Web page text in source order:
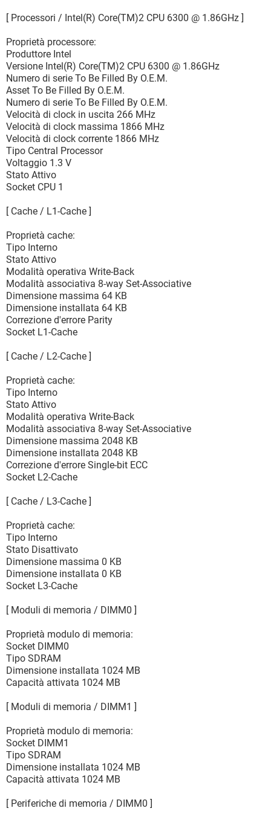
[ Processori / Intel(R) Core(TM)2 CPU 6300 @ 1.86GHz ]
Proprietà processore:
Produttore Intel
Versione Intel(R) Core(TM)2 CPU 6300 @ 1.86GHz
Numero di serie To Be Filled By O.E.M.
Asset To Be Filled By O.E.M.
Numero di serie To Be Filled By O.E.M.
Velocità di clock in uscita 266 MHz
Velocità di clock massima 1866 MHz
Velocità di clock corrente 1866 MHz
Tipo Central Processor
Voltaggio 1.3 V
Stato Attivo
Socket CPU 1
[ Cache / L1-Cache ]
Proprietà cache:
Tipo Interno
Stato Attivo
Modalità operativa Write-Back
Modalità associativa 8-way Set-Associative
Dimensione massima 64 KB
Dimensione installata 64 KB
Correzione d'errore Parity
Socket L1-Cache
[ Cache / L2-Cache ]
Proprietà cache:
Tipo Interno
Stato Attivo
Modalità operativa Write-Back
Modalità associativa 8-way Set-Associative
Dimensione massima 2048 KB
Dimensione installata 2048 KB
Correzione d'errore Single-bit ECC
Socket L2-Cache
[ Cache / L3-Cache ]
Proprietà cache:
Tipo Interno
Stato Disattivato
Dimensione massima 0 KB
Dimensione installata 0 KB
Socket L3-Cache
[ Moduli di memoria / DIMM0 ]
Proprietà modulo di memoria:
Socket DIMM0
Tipo SDRAM
Dimensione installata 1024 MB
Capacità attivata 1024 MB
[ Moduli di memoria / DIMM1 ]
Proprietà modulo di memoria:
Socket DIMM1
Tipo SDRAM
Dimensione installata 1024 MB
Capacità attivata 1024 MB
[ Periferiche di memoria / DIMM0 ]